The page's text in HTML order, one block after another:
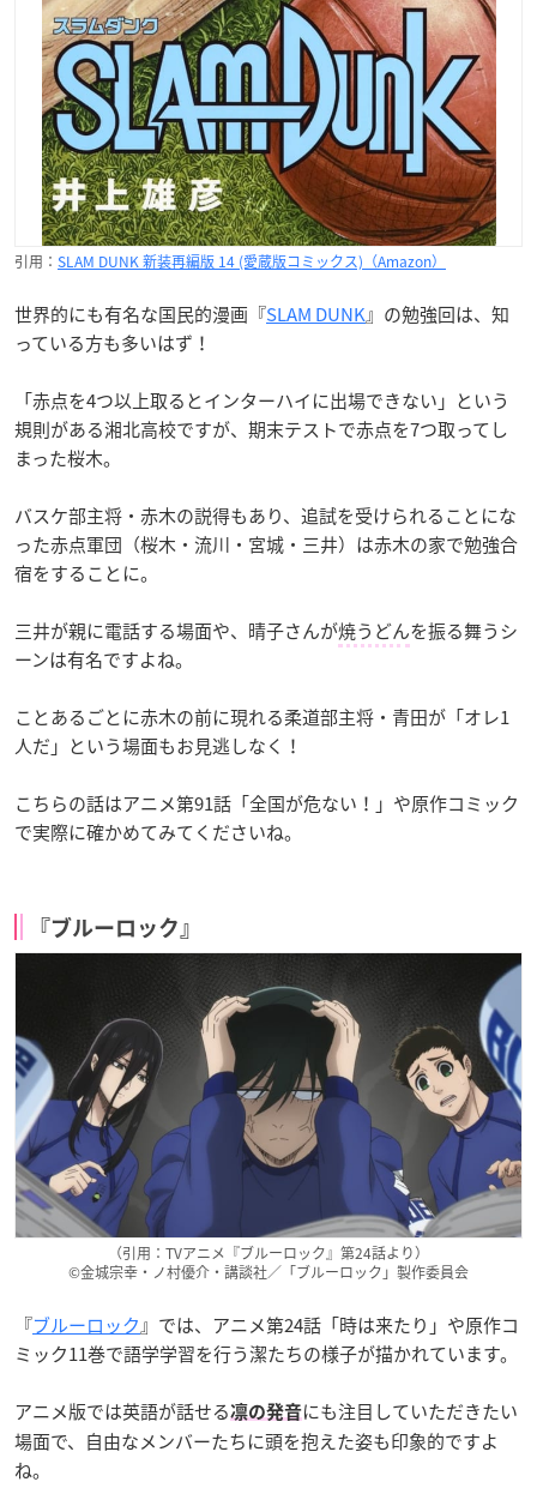
引用： SLAM DUNK 新装再編版 14 (愛蔵版コミックス)（Amazon）
世界的にも有名な国民的漫画『SLAM DUNK』の勉強回は、知
っている方も多いはず！
「赤点を4つ以上取るとインターハイに出場できない」という
規則がある湘北高校ですが、期末テストで赤点を7つ取ってし
まった桜木。
バスケ部主将・赤木の説得もあり、追試を受けられることにな
った赤点軍団（桜木・流川・宮城・三井）は赤木の家で勉強合
宿をすることに。
三井が親に電話する場面や、晴子さんが焼うどんを振る舞うシ
ーンは有名ですよね。
ことあるごとに赤木の前に現れる柔道部主将・青田が「オレ1
人だ」という場面もお見逃しなく！
こちらの話はアニメ第91話「全国が危ない！」や原作コミック
で実際に確かめてみてくださいね。
『ブルーロック』
（引用：TVアニメ『ブルーロック』第24話より）
©金城宗幸・ノ村優介・講談社／「ブルーロック」製作委員会
『ブルーロック』では、アニメ第24話「時は来たり」や原作コ
ミック11巻で語学学習を行う潔たちの様子が描かれています。
アニメ版では英語が話せる凛の発音にも注目していただきたい
場面で、自由なメンバーたちに頭を抱えた姿も印象的ですよ
ね。